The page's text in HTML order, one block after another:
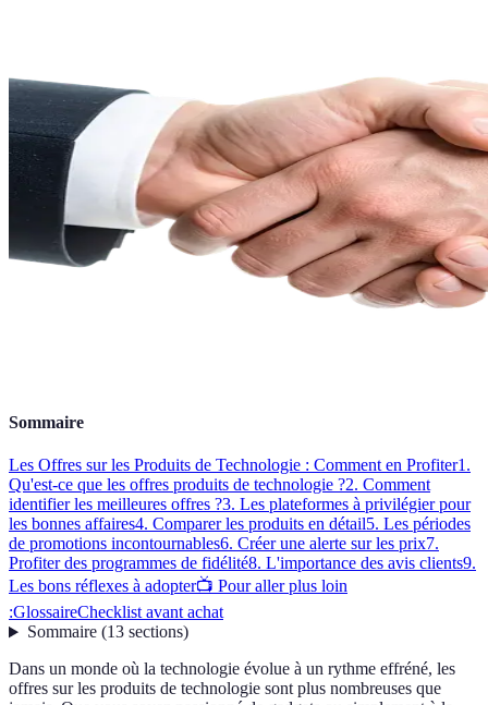
Sommaire
Les Offres sur les Produits de Technologie : Comment en Profiter1.
Qu'est-ce que les offres produits de technologie ?2. Comment
identifier les meilleures offres ?3. Les plateformes à privilégier pour
les bonnes affaires4. Comparer les produits en détail5. Les périodes
de promotions incontournables6. Créer une alerte sur les prix7.
Profiter des programmes de fidélité8. L'importance des avis clients9.
Les bons réflexes à adopter📺 Pour aller plus loin
:GlossaireChecklist avant achat
Sommaire(13 sections)
Dans un monde où la technologie évolue à un rythme effréné, les
offres sur les produits de technologie sont plus nombreuses que